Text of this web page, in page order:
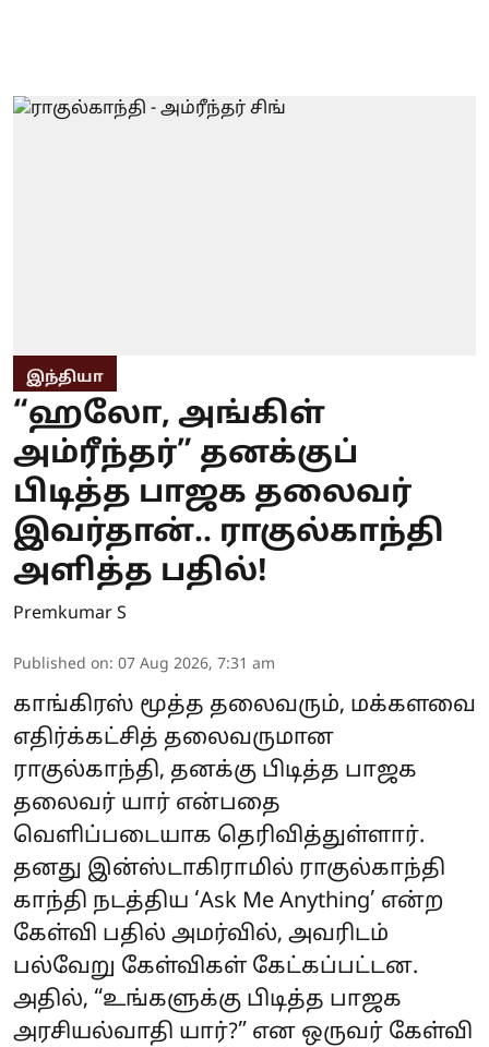
இந்தியா
“ஹலோ, அங்கிள்
அம்ரீந்தர்” தனக்குப்
பிடித்த பாஜக தலைவர்
இவர்தான்.. ராகுல்காந்தி
அளித்த பதில்!
Premkumar S
Published on: 07 Aug 2026, 7:31 am
காங்கிரஸ் மூத்த தலைவரும், மக்களவை
எதிர்க்கட்சித் தலைவருமான
ராகுல்காந்தி, தனக்கு பிடித்த பாஜக
தலைவர் யார் என்பதை
வெளிப்படையாக தெரிவித்துள்ளார்.
தனது இன்ஸ்டாகிராமில் ராகுல்காந்தி
காந்தி நடத்திய ‘Ask Me Anything’ என்ற
கேள்வி பதில் அமர்வில், அவரிடம்
பல்வேறு கேள்விகள் கேட்கப்பட்டன.
அதில், “உங்களுக்கு பிடித்த பாஜக
அரசியல்வாதி யார்?” என ஒருவர் கேள்வி